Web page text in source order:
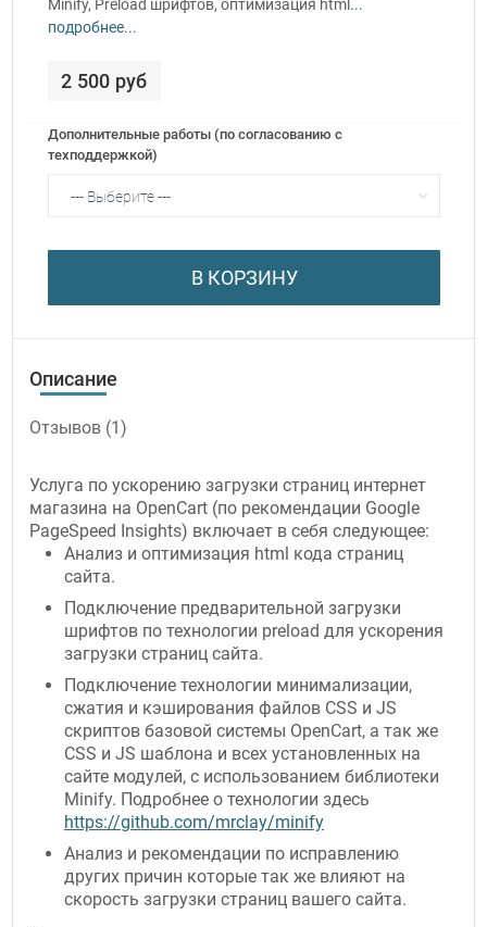
Minify, Preload шрифтов, оптимизация html...
подробнее...
2 500 руб
Дополнительные работы (по согласованию с
техподдержкой)
В КОРЗИНУ
Описание
Отзывов (1)
Услуга по ускорению загрузки страниц интернет
магазина на OpenCart (по рекомендации Google
PageSpeed Insights) включает в себя следующее:
Анализ и оптимизация html кода страниц
сайта.
Подключение предварительной загрузки
шрифтов по технологии preload для ускорения
загрузки страниц сайта.
Подключение технологии минимализации,
сжатия и кэширования файлов CSS и JS
скриптов базовой системы OpenCart, а так же
CSS и JS шаблона и всех установленных на
сайте модулей, с использованием библиотеки
Minify. Подробнее о технологии здесь
https://github.com/mrclay/minify
Анализ и рекомендации по исправлению
других причин которые так же влияют на
скорость загрузки страниц вашего сайта.